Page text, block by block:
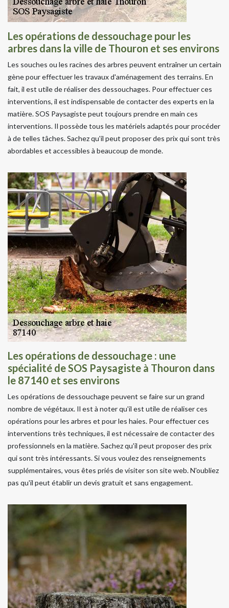
Les opérations de dessouchage pour les
arbres dans la ville de Thouron et ses environs
Les souches ou les racines des arbres peuvent entraîner un certain
gène pour effectuer les travaux d'aménagement des terrains. En
fait, il est utile de réaliser des dessouchages. Pour effectuer ces
interventions, il est indispensable de contacter des experts en la
matière. SOS Paysagiste peut toujours prendre en main ces
interventions. Il possède tous les matériels adaptés pour procéder
à de telles tâches. Sachez qu'il peut proposer des prix qui sont très
abordables et accessibles à beaucoup de monde.
Les opérations de dessouchage : une
spécialité de SOS Paysagiste à Thouron dans
le 87140 et ses environs
Les opérations de dessouchage peuvent se faire sur un grand
nombre de végétaux. Il est à noter qu'il est utile de réaliser ces
opérations pour les arbres et pour les haies. Pour effectuer ces
interventions très techniques, il est nécessaire de contacter des
professionnels en la matière. Sachez qu'il peut proposer des prix
qui sont très intéressants. Si vous voulez des renseignements
supplémentaires, vous êtes priés de visiter son site web. N'oubliez
pas qu'il peut établir un devis gratuit et sans engagement.